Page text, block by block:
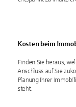
Kosten beim
Finden Sie heraus,
Anschluss auf Sie
Planung Ihrer
steht.